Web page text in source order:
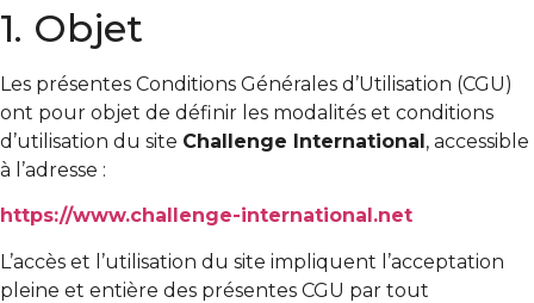
1. Objet
Les présentes Conditions Générales d’Utilisation (CGU)
ont pour objet de définir les modalités et conditions
d’utilisation du site Challenge International, accessible
à l’adresse :
https://www.challenge-international.net
L’accès et l’utilisation du site impliquent l’acceptation
pleine et entière des présentes CGU par tout